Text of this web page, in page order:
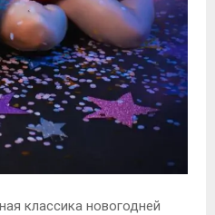
классика новогодней